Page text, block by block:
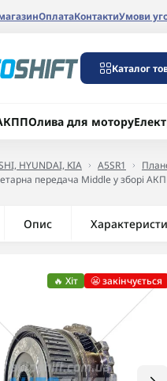
ОплатаКонтактиУмови
Каталог
Олива для мотору
HYUNDAI, KIA A5SR1
передача Middle у зборі
Опис
🔥 Хіт 😬 закінчується